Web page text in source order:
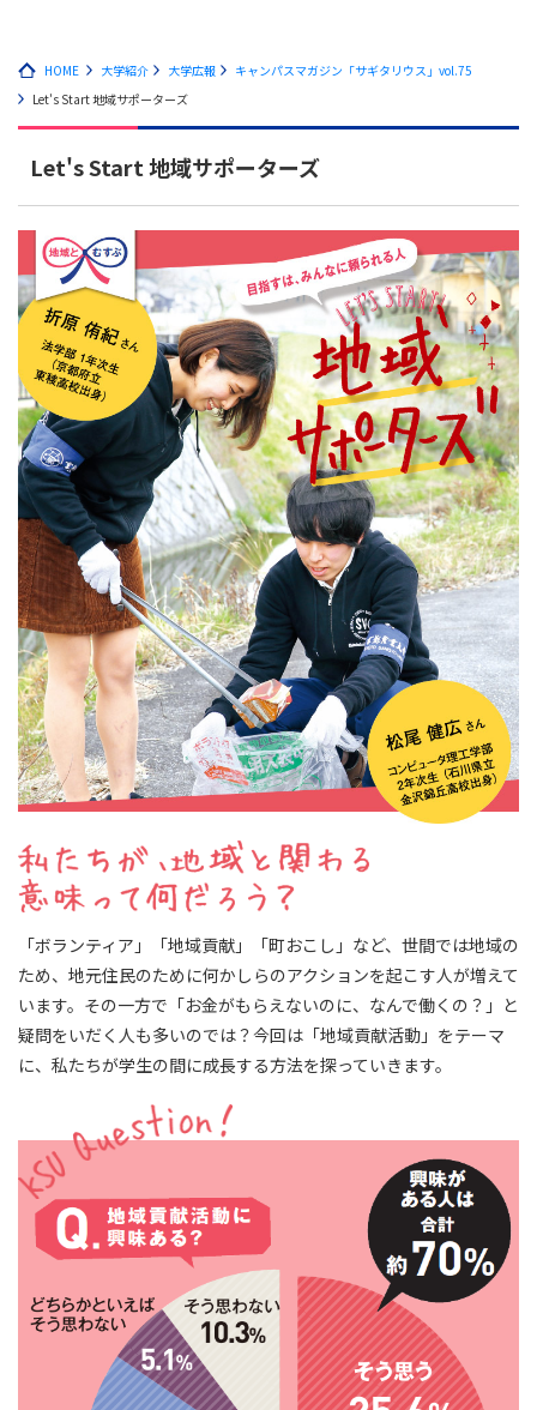
HOME 大学紹介 大学広報
キャンパスマガジン「サギタリウス」vol.75
Let's Start 地域サポーターズ
Let's Start 地域サポーターズ
「ボランティア」「地域貢献」「町おこし」など、世間では地域の
ため、地元住民のために何かしらのアクションを起こす人が増えて
います。その一方で「お金がもらえないのに、なんで働くの？」と
疑問をいだく人も多いのでは？今回は「地域貢献活動」をテーマ
に、私たちが学生の間に成長する方法を探っていきます。